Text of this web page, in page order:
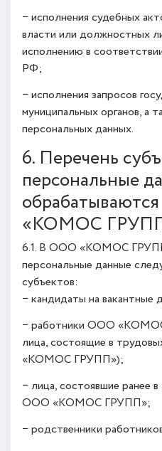
− исполнения судебных
власти или должностных
исполнению в
РФ;
− исполнения запросов
муниципальных органов, а
персональных данных.
6. Перечень
персональные
«КОМОС
6.1. В ООО «КОМОС
персональные данные
субъектов:
− кандидаты на вакантные
− работники ООО
лица, состоящие в
«КОМОС ГРУПП»);
− лица, состоявшие ранее
ООО «КОМОС ГРУПП»;
− родственники